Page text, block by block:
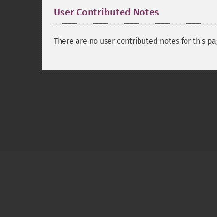
User Contributed Notes
There are no user contributed notes for this